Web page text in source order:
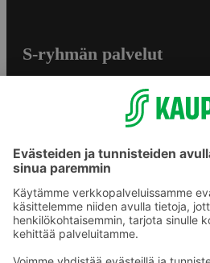
S-ryhmän palvelut
S-ostoslista -sovellus
Prisma.fi
Sokos.fi
S-Pankki
Yhteishyvä
Sokos Hotels